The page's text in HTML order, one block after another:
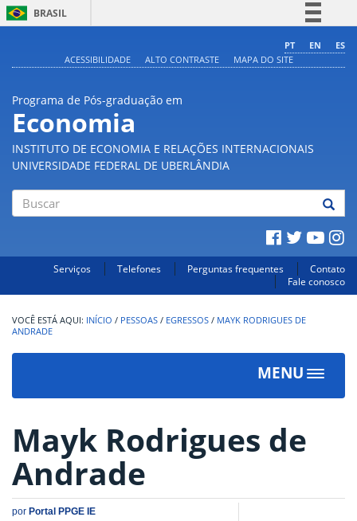
BRASIL
Comunica BR
PT EN
ES
ACESSIBILIDADE
ALTO CONTRASTE MAPA DO SITE
Programa de Pós-graduação em
Economia
INSTITUTO DE ECONOMIA E RELAÇÕES INTERNACIONAIS
UNIVERSIDADE FEDERAL DE UBERLÂNDIA
Serviços Telefones Perguntas frequentes
Contato
Fale conosco
INÍCIO / PESSOAS / EGRESSOS / MAYK RODRIGUES DE
ANDRADE
MENU
Toggle
Mayk Rodrigues de
Andrade
por Portal PPGE IE